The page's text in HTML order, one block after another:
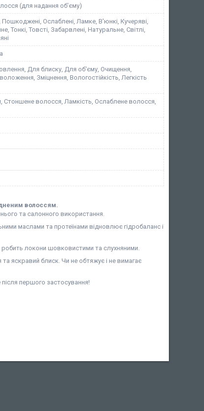
(для надання обʼєму)
Пошкоджені, Ослаблені, Ламке, В'юнкі, Кучеряві,
Тонкі, Товсті, Забарвлені, Натуральне, Світлі,
Для блиску, Для об'єму, Очищення,
Зміцнення, Вологостійкість, Легкість
Стоншене волосся, Ламкість, Ослаблене волосся,
волоссям.
та салонного використання.
маслами та протеїнами відновлює гідробаланс і
локони шовковистими та слухняними.
яскравий блиск. Чи не обтяжує і не вимагає
першого застосування!